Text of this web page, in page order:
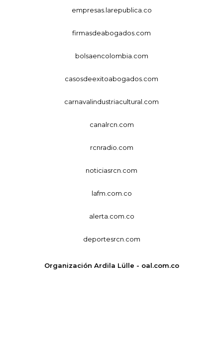
empresas.larepublica.co
firmasdeabogados.com
bolsaencolombia.com
casosdeexitoabogados.com
carnavalindustriacultural.com
canalrcn.com
rcnradio.com
noticiasrcn.com
lafm.com.co
alerta.com.co
deportesrcn.com
Organización Ardila Lülle - oal.com.co